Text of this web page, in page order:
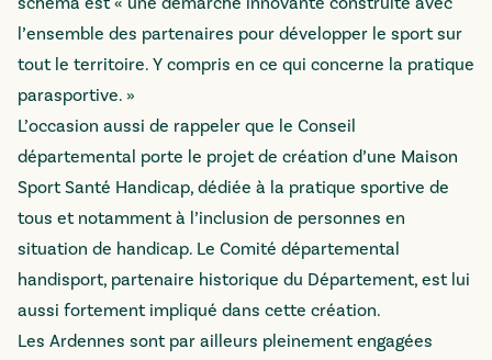
l’ensemble des partenaires pour développer le sport sur
tout le territoire. Y compris en ce qui concerne la pratique
parasportive. »
L’occasion aussi de rappeler que le Conseil
départemental porte le projet de création d’une Maison
Sport Santé Handicap, dédiée à la pratique sportive de
tous et notamment à l’inclusion de personnes en
situation de handicap. Le Comité départemental
handisport, partenaire historique du Département, est lui
aussi fortement impliqué dans cette création.
Les Ardennes sont par ailleurs pleinement engagées